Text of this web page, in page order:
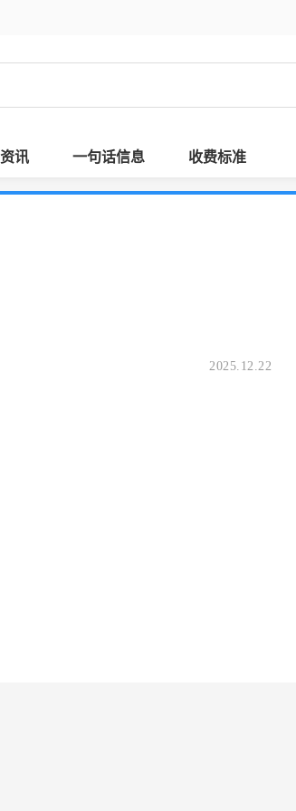
讯 一句话信息 收费标准
2025.12.22